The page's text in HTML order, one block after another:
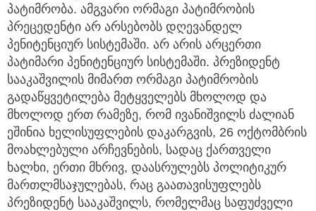
პატიმრობა. ამგვარი ორმაგი პატიმრობის
პრეცედენტი არ არსებობს დღევანდელ
პენიტენციურ სისტემაში. არ არის არცერთი
პატიმარი პენიტენციურ სისტემაში. პრეზიდენტ
სააკაშვილის მიმართ ორმაგი პატიმრობის
გადაწყვეტილება მეტყველებს მხოლოდ და
მხოლოდ ერთ რამეზე, რომ ივანიშვილს ძალიან
ეშინია ხელისუფლების დაკარგვის, 26 ოქტომბრის
მოახლებული არჩევნების, სადაც ქართველი
ხალხი, ერთი მხრივ, დაასრულებს პოლიტიკურ
მართლმსაჯულებას, რაც გაათავისუფლებს
პრეზიდენტ სააკაშვილს, რომელმაც საფუძველი